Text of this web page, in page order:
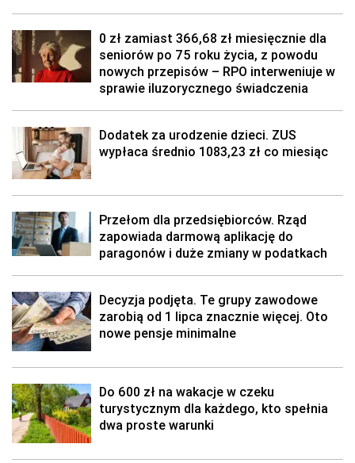
0 zł zamiast 366,68 zł miesięcznie dla
seniorów po 75 roku życia, z powodu
nowych przepisów – RPO interweniuje w
sprawie iluzorycznego świadczenia
Dodatek za urodzenie dzieci. ZUS
wypłaca średnio 1083,23 zł co miesiąc
Przełom dla przedsiębiorców. Rząd
zapowiada darmową aplikację do
paragonów i duże zmiany w podatkach
Decyzja podjęta. Te grupy zawodowe
zarobią od 1 lipca znacznie więcej. Oto
nowe pensje minimalne
Do 600 zł na wakacje w czeku
turystycznym dla każdego, kto spełnia
dwa proste warunki